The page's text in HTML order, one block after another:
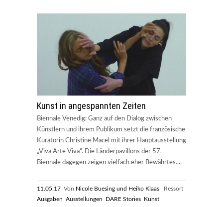
Kunst in angespannten Zeiten
Biennale Venedig: Ganz auf den Dialog zwischen
Künstlern und ihrem Publikum setzt die französische
Kuratorin Christine Macel mit ihrer Hauptausstellung
„Viva Arte Viva“. Die Länderpavillons der 57.
Biennale dagegen zeigen vielfach eher Bewährtes....
11.05.17 Von Nicole Buesing und Heiko Klaas Ressort
Ausgaben Ausstellungen DARE Stories Kunst